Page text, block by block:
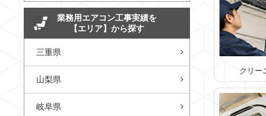
クリー
業務用エアコン工事実績を
【エリア】から探す
三重県
山梨県
岐阜県